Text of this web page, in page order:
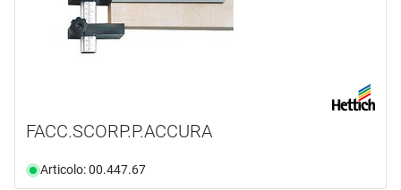
FACC.SCORP.P.ACCURA
Articolo: 00.447.67